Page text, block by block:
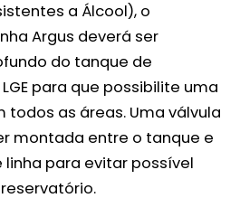
a Álcool), o
Argus deverá ser
do tanque de
para que possibilite uma
todos as áreas. Uma válvula
montada entre o tanque e
para evitar possível